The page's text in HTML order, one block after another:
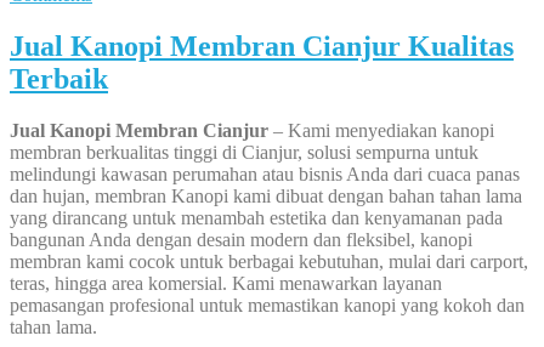
Jual Kanopi Membran Cianjur Kualitas
Terbaik
Jual Kanopi Membran Cianjur – Kami menyediakan kanopi
membran berkualitas tinggi di Cianjur, solusi sempurna untuk
melindungi kawasan perumahan atau bisnis Anda dari cuaca panas
dan hujan, membran Kanopi kami dibuat dengan bahan tahan lama
yang dirancang untuk menambah estetika dan kenyamanan pada
bangunan Anda dengan desain modern dan fleksibel, kanopi
membran kami cocok untuk berbagai kebutuhan, mulai dari carport,
teras, hingga area komersial. Kami menawarkan layanan
pemasangan profesional untuk memastikan kanopi yang kokoh dan
tahan lama.